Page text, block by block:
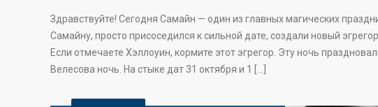
Здравствуйте! Сегодня Самайн — один из главных магических
Самайну, просто присоседился к сильной дате, создали новый
Если отмечаете Хэллоуин, кормите этот эгрегор. Эту ночь
Велесова ночь. На стыке дат 31 октября и 1 […]